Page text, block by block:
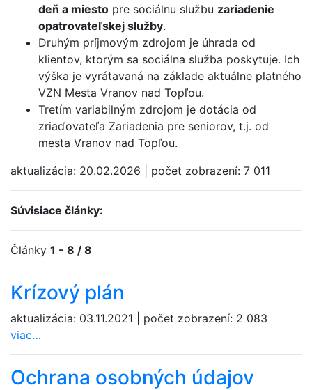
deň a miesto pre sociálnu službu zariadenie
opatrovateľskej služby.
Druhým príjmovým zdrojom je úhrada od
klientov, ktorým sa sociálna služba poskytuje. Ich
výška je vyrátavaná na základe aktuálne platného
VZN Mesta Vranov nad Topľou.
Tretím variabilným zdrojom je dotácia od
zriaďovateľa Zariadenia pre seniorov, t.j. od
mesta Vranov nad Topľou.
aktualizácia: 20.02.2026 počet zobrazení: 7 011
Súvisiace články:
Články 1 - 8 / 8
Krízový plán
aktualizácia: 03.11.2021 počet zobrazení: 2 083
viac…
Ochrana osobných údajov